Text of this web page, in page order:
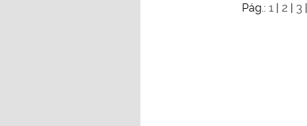
Pág.: 1 | 2 | 3